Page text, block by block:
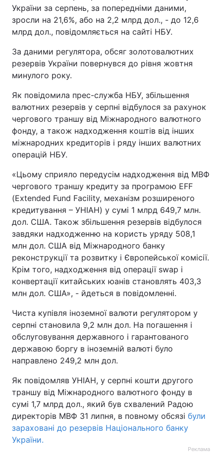
України за серпень, за попередніми даними,
зросли на 21,6%, або на 2,2 млрд дол., - до 12,6
млрд дол., повідомляється на сайті НБУ.
За даними регулятора, обсяг золотовалютних
резервів України повернувся до рівня жовтня
минулого року.
Як повідомила прес-служба НБУ, збільшення
валютних резервів у серпні відбулося за рахунок
чергового траншу від Міжнародного валютного
фонду, а також надходження коштів від інших
міжнародних кредиторів і ряду інших валютних
операцій НБУ.
«Цьому сприяло передусім надходження від МВФ
чергового траншу кредиту за програмою EFF
(Extended Fund Facility, механізм розширеного
кредитування – УНІАН) у сумі 1 млрд 649,7 млн.
дол. США. Також збільшення резервів відбулося
завдяки надходженню на користь уряду 508,1
млн дол. США від Міжнародного банку
реконструкції та розвитку і Європейської комісії.
Крім того, надходження від операції swap і
конвертації китайських юанів становлять 403,3
млн дол. США», - йдеться в повідомленні.
Чиста купівля іноземної валюти регулятором у
серпні становила 9,2 млн дол. На погашення і
обслуговування державного і гарантованого
державою боргу в іноземній валюті було
направлено 249,2 млн дол.
Як повідомляв УНІАН, у серпні кошти другого
траншу від Міжнародного валютного фонду в
сумі 1,7 млрд дол., який був схвалений Радою
директорів МВФ 31 липня, в повному обсязі були
зараховані до резервів Національного банку
України.
Реклама